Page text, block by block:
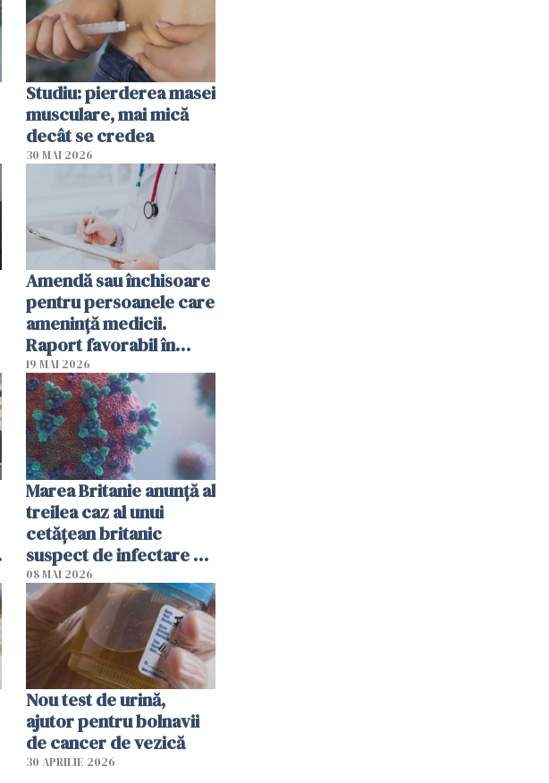
Studiu: pierderea masei
musculare, mai mică
decât se credea
30 MAI 2026
Amendă sau închisoare
pentru persoanele care
ameninţă medicii.
Raport favorabil în
Senat
19 MAI 2026
Marea Britanie anunţă al
treilea caz al unui
cetăţean britanic
suspect de infectare cu
hantavirus
08 MAI 2026
Nou test de urină,
ajutor pentru bolnavii
de cancer de vezică
30 APRILIE 2026